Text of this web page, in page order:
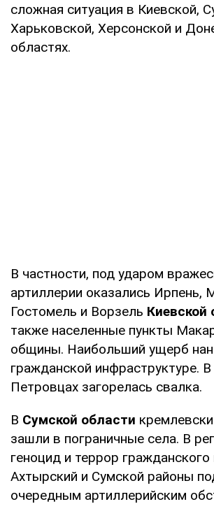
сложная ситуация в Киевской,
Харьковской, Херсонской и
областях.
В частности, под ударом
артиллерии оказались Ирпень,
Гостомель и Ворзель Киевской
также населенные пункты
общины. Наибольший ущерб
гражданской инфраструктуре.
Петровцах загорелась свалка.
В Сумской области
зашли в пограничные села. В
геноцид и террор гражданского
Ахтырский и Сумской районы
очередным артиллерийским